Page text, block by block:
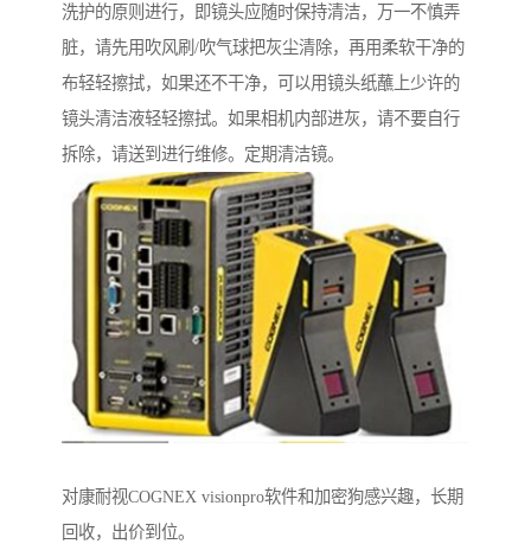
洗护的原则进行，即镜头应随时保持清洁，万一不慎弄
脏，请先用吹风刷/吹气球把灰尘清除，再用柔软干净的
布轻轻擦拭，如果还不干净，可以用镜头纸蘸上少许的
镜头清洁液轻轻擦拭。如果相机内部进灰，请不要自行
拆除，请送到进行维修。定期清洁镜。
对康耐视COGNEX visionpro软件和加密狗感兴趣，长期
回收，出价到位。